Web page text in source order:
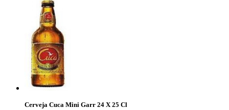
Cerveja Cuca Mini Garr 24 X 25 Cl